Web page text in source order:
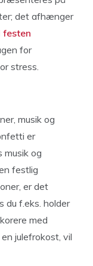
det afhænger
festen
for
stress.
musik og
er
og
festlig
er det
du f.eks. holder
med
julefrokost, vil